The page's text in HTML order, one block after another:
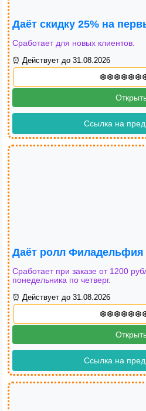
Даёт скидку 25% на
Сработает для новых клиентов.
⏰ Действует до 31.08.2026
Ссылка на
Даёт ролл Филадельфия
Сработает при заказе от 1200
понедельника по четверг.
⏰ Действует до 31.08.2026
Ссылка на